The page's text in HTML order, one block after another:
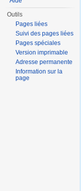
Outils
Pages liées
Suivi des pages liées
Pages spéciales
Version imprimable
Adresse permanente
Information sur la
page